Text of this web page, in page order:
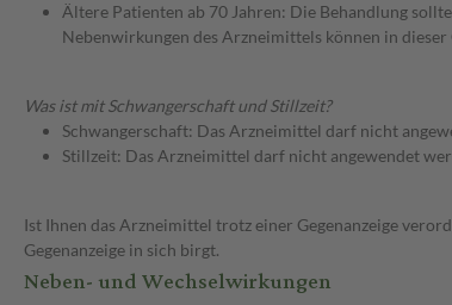
Ältere Patienten ab 70 Jahren: Die Behandlung
Nebenwirkungen des Arzneimittels können in
Was ist mit Schwangerschaft und Stillzeit?
Schwangerschaft: Das Arzneimittel darf nicht
Stillzeit: Das Arzneimittel darf nicht angewendet
Ist Ihnen das Arzneimittel trotz einer Gegenanzeige
Gegenanzeige in sich birgt.
Neben- und Wechselwirkungen